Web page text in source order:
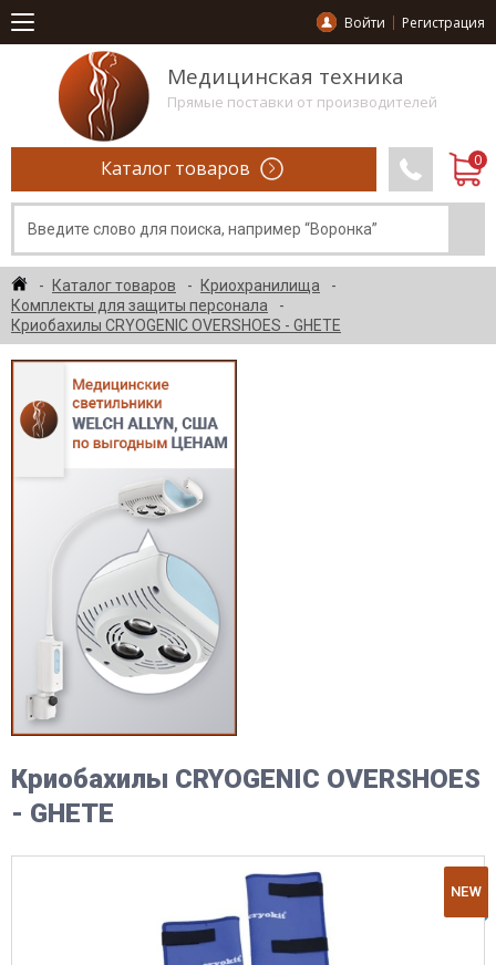
Войти Регистрация
Медицинская техника
Прямые поставки от производителей
Каталог товаров
Каталог товаров
Криохранилища
Комплекты для защиты персонала
Криобахилы CRYOGENIC OVERSHOES - GHETE
Криобахилы CRYOGENIC OVERSHOES
- GHETE
NEW